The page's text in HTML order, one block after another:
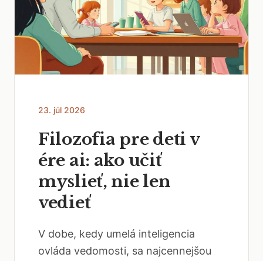
23. júl 2026
Filozofia pre deti v
ére ai: ako učiť
myslieť, nie len
vedieť
V dobe, kedy umelá inteligencia
ovláda vedomosti, sa najcennejšou